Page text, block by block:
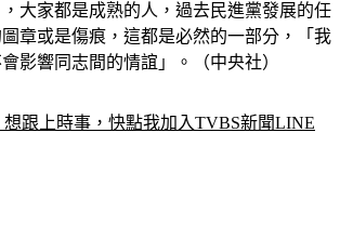
大家都是成熟的人，過去民進黨發展的任
章或是傷痕，這都是必然的一部分，「我
影響同志間的情誼」。（中央社）
跟上時事，快點我加入TVBS新聞LINE